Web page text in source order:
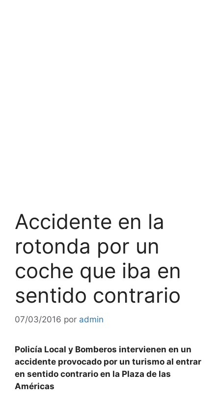
Accidente en la
rotonda por un
coche que iba en
sentido contrario
07/03/2016 por admin
Policía Local y Bomberos intervienen en un
accidente provocado por un turismo al entrar
en sentido contrario en la Plaza de las
Américas